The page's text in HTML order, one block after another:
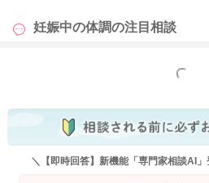
妊娠中の体調の注目相談
もっと見る
＼【即時回答】新機能「専門家相談AI